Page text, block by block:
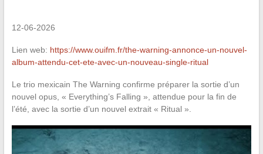
12-06-2026
Lien web: https://www.ouifm.fr/the-warning-annonce-un-nouvel-
album-attendu-cet-ete-avec-un-nouveau-single-ritual
Le trio mexicain The Warning confirme préparer la sortie d’un
nouvel opus, « Everything’s Falling », attendue pour la fin de
l’été, avec la sortie d’un nouvel extrait « Ritual ».